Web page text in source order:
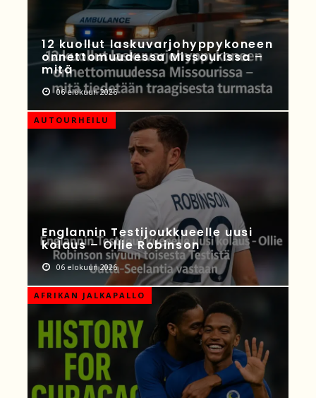
12 kuollut laskuvarjohyppykoneen
onnettomuudessa Missourissa –
mitä
06 elokuun 2026
AUTOURHEILU
Englannin Testijoukkueelle uusi
kolaus – Ollie Robinson
06 elokuun 2026
AFRIKAN JALKAPALLO